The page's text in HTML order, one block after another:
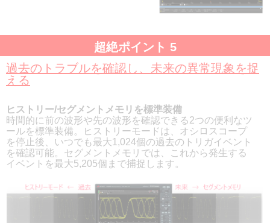
超絶ポイント 5
過去のトラブルを確認し、未来の異常現象を捉
える
ヒストリー/セグメントメモリを標準装備
時間的に前の波形や先の波形を確認できる2つの便利なツ
ールを標準装備。ヒストリーモードは、オシロスコープ
を停止後、いつでも最大1,024個の過去のトリガイベント
を確認可能。セグメントメモリでは、これから発生する
イベントを最大5,205個まで捕捉します。